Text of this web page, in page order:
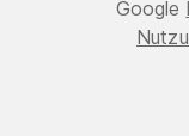
Google